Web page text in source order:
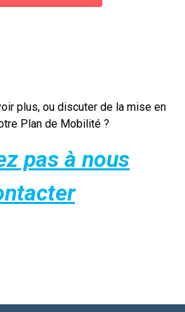
plus, ou discuter de la mise en
Plan de Mobilité ?
pas à nous